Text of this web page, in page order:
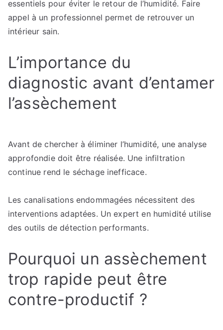
essentiels pour éviter le retour de l’humidité. Faire
appel à un professionnel permet de retrouver un
intérieur sain.
L’importance du
diagnostic avant d’entamer
l’assèchement
Avant de chercher à éliminer l’humidité, une analyse
approfondie doit être réalisée. Une infiltration
continue rend le séchage inefficace.
Les canalisations endommagées nécessitent des
interventions adaptées. Un expert en humidité utilise
des outils de détection performants.
Pourquoi un assèchement
trop rapide peut être
contre-productif ?